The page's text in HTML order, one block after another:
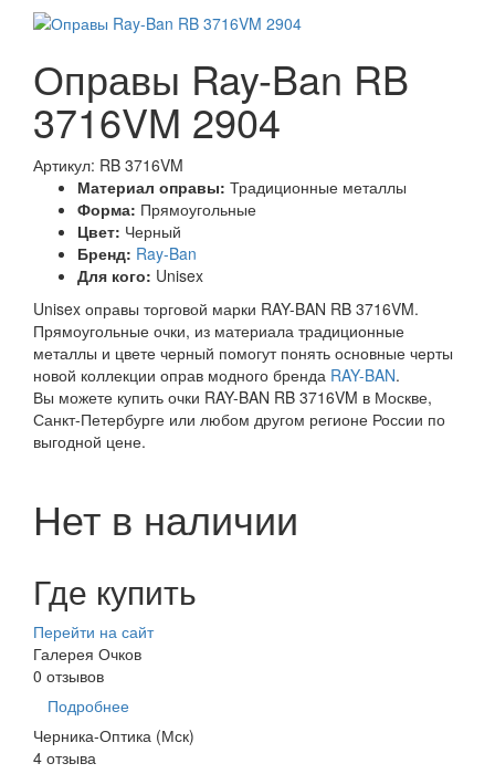
Оправы Ray-Ban RB
3716VM 2904
Артикул: RB 3716VM
Материал оправы: Традиционные металлы
Форма: Прямоугольные
Цвет: Черный
Бренд: Ray-Ban
Для кого: Unisex
Unisex оправы торговой марки RAY-BAN RB 3716VM.
Прямоугольные очки, из материала традиционные
металлы и цвете черный помогут понять основные черты
новой коллекции оправ модного бренда RAY-BAN.
Вы можете купить очки RAY-BAN RB 3716VM в Москве,
Санкт-Петербурге или любом другом регионе России по
выгодной цене.
Нет в наличии
Где купить
Перейти на сайт
Галерея Очков
0 отзывов
Подробнее
Черника-Оптика (Мск)
4 отзыва